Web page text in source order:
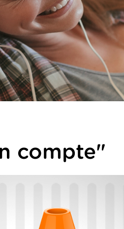
compte"